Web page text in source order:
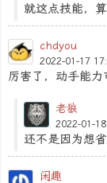
就这点技能，
chdyou
2022-01-17
厉害了，动手能力
老狼
2022-01-18
还不是因为想
闲趣